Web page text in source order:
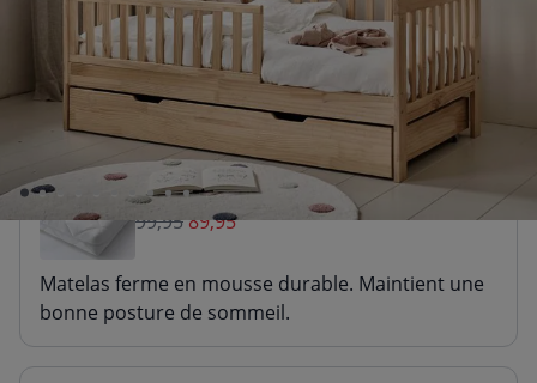
Tiroir inclus Non
Sélectionnez un matelas avec 10 € de réduction
MATELAS ENFANT «NOVA» PREMIUM
EN MOUSSE | 70 X 140 CM
99,9589,95
Matelas ferme en mousse durable. Maintient une
bonne posture de sommeil.